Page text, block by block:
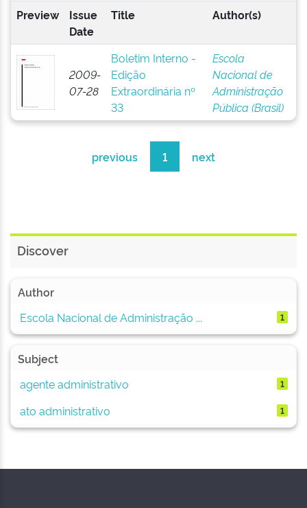
Preview
Issue
Date
Title Author(s)
2009-
07-28
Boletim Interno -
Edição
Extraordinária nº
33
Escola
Nacional de
Administração
Pública (Brasil)
previous 1 next
Discover
Author
Escola Nacional de Administração ...
1
Subject
agente administrativo
1
ato administrativo 1